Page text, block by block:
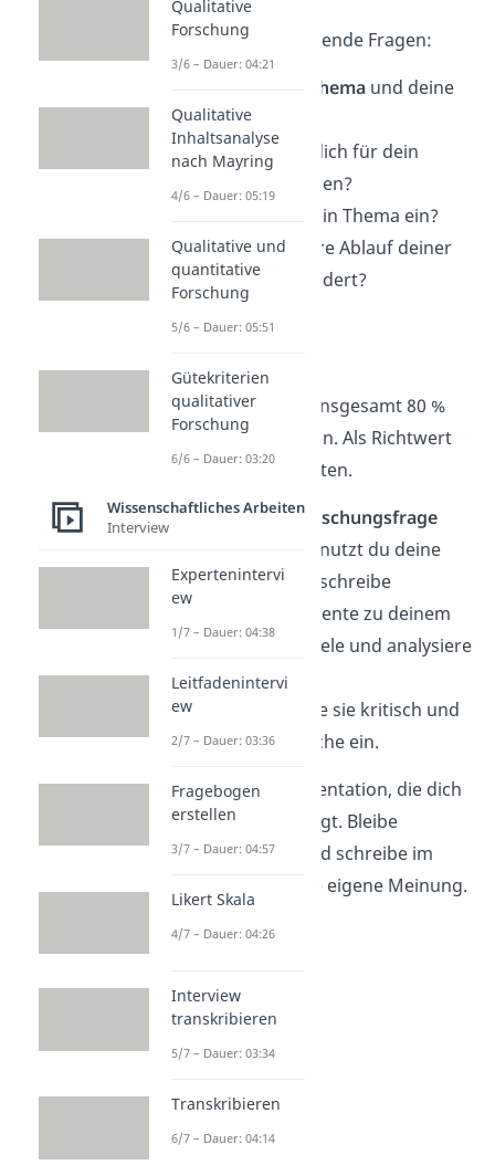
Beantworte hier folgende Fragen:
Themaund deine
Fragestellung?
Warum hast du dich für dein
Thema entschieden?
du dein Thema ein?
Wie ist der weitere Ablauf deiner
Facharbeit gegliedert?
Der Hauptteil sollte insgesamt 80 %
der Arbeit ausmachen. Als Richtwert
sind das 8 von 10 Seiten.
Du sollst hier dieForschungsfrage
beantworten. Dafür nutzt du deine
Literaturquellen
. Beschreibe
verschiedene Argumente zu deinem
Thema. Wähle Beispiele und analysiere
diese anhand der
Literatur. Hinterfrage sie kritisch und
gehe auf Widersprüche ein.
Erläutere die Argumentation, die dich
am meisten überzeugt. Bleibe
dennoch sachlich und schreibe im
Hauptteil nicht deine eigene Meinung.
Fazit
Qualitative
Forschung
3/6 – Dauer: 04:21
Qualitative
Inhaltsanalyse
nach Mayring
4/6 – Dauer: 05:19
Qualitative und
quantitative
Forschung
5/6 – Dauer: 05:51
Gütekriterien
qualitativer
Forschung
6/6 – Dauer: 03:20
Wissenschaftliches Arbeiten
Interview
Expertenintervi
ew
1/7 – Dauer: 04:38
Leitfadenintervi
ew
2/7 – Dauer: 03:36
Fragebogen
erstellen
3/7 – Dauer: 04:57
Likert Skala
4/7 – Dauer: 04:26
Interview
transkribieren
5/7 – Dauer: 03:34
Transkribieren
6/7 – Dauer: 04:14